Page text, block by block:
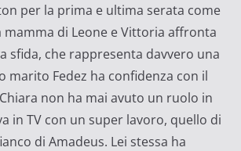
per la prima e ultima serata come
mamma di Leone e Vittoria affronta
sfida, che rappresenta davvero una
marito Fedez ha confidenza con il
non ha mai avuto un ruolo in
in TV con un super lavoro, quello di
di Amadeus. Lei stessa ha